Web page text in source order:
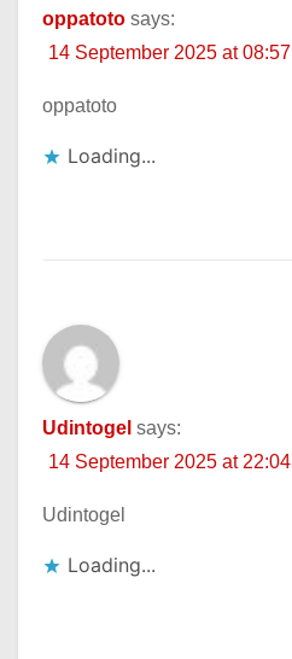
oppatoto says:
14 September 2025 at 08:57
oppatoto
Loading...
Udintogel says:
14 September 2025 at 22:04
Udintogel
Loading...